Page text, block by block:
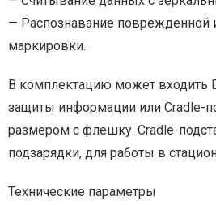
— Распознавание поврежденной
маркировки.
В комплектацию может входить
защиты информации или Cradle-
размером с флешку. Cradle-
подзарядки, для работы в
Технические параметры